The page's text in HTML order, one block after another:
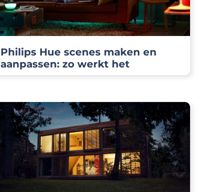
Philips Hue scenes maken en
aanpassen: zo werkt het